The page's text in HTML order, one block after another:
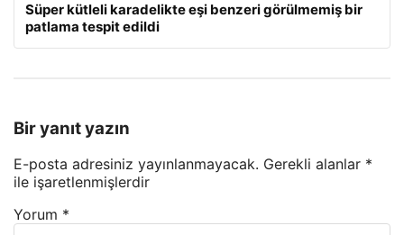
Süper kütleli karadelikte eşi benzeri görülmemiş bir
patlama tespit edildi
Bir yanıt yazın
E-posta adresiniz yayınlanmayacak. Gerekli alanlar *
ile işaretlenmişlerdir
Yorum *